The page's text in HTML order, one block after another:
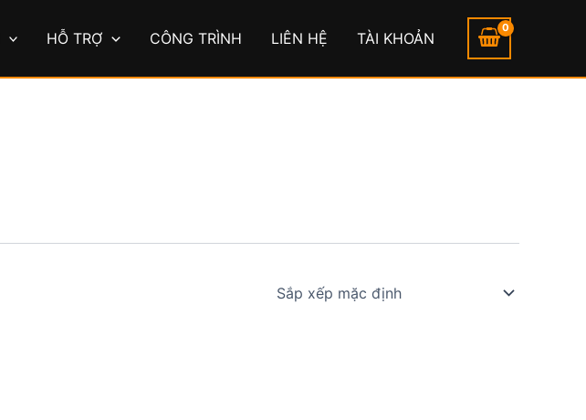
HỖ TRỢ CÔNG TRÌNH LIÊN HỆ TÀI KHOẢN